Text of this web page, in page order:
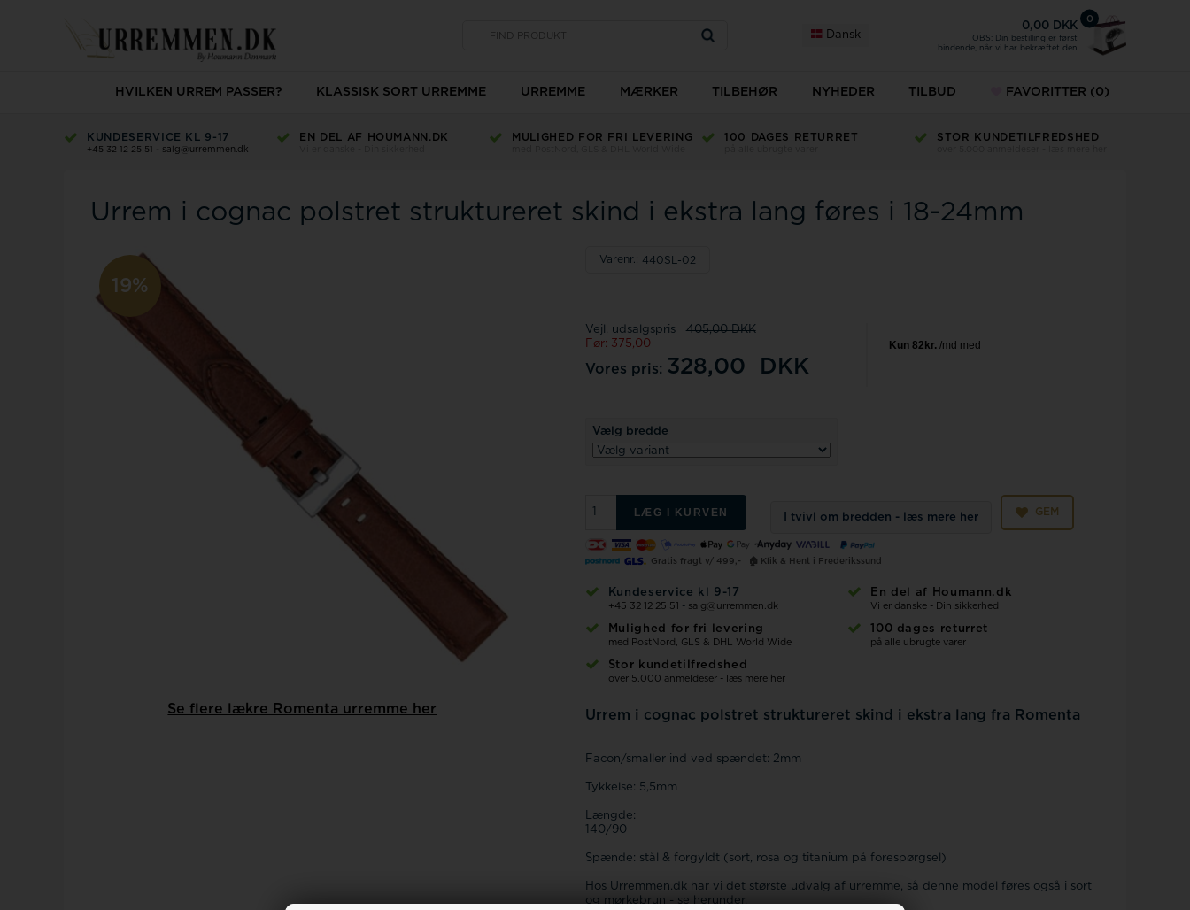
Dansk
0
0,00 DKK
OBS: Din bestilling er først
bindende, når vi har bekræftet den
HVILKEN URREM PASSER? KLASSISK SORT URREMME URREMME
Type
Materiale
MÆRKER TILBEHØR
Ur glas
NYHEDER TILBUD FAVORITTER (0)
KUNDESERVICE KL 9-17
+45 32 12 25 51 salg@urremmen.dk
EN DEL AF HOUMANN.DK MULIGHED FOR FRI LEVERING 100 DAGES RETURRET STOR KUNDETILFREDSHED
Urrem i cognac polstret struktureret skind i ekstra lang føres i 18-24mm
19%
Se flere lækre Romenta urremme her
Varenr.: 440SL-02
Vejl. udsalgspris
405,00 DKK
Før: 375,00
Vores pris: 328,00 DKK
Vælg bredde
LÆG I KURVEN I tvivl om bredden - læs mere her GEM
Gratis fragt v/ 499,- 🏠 Klik & Hent i Frederikssund
Kundeservice kl 9-17
+45 32 12 25 51 - salg@urremmen.dk
En del af Houmann.dk
Vi er danske - Din sikkerhed
Mulighed for fri levering
med PostNord, GLS & DHL World Wide
100 dages returret
på alle ubrugte varer
Stor kundetilfredshed
over 5.000 anmeldeser - læs mere her
Urrem i cognac polstret struktureret skind i ekstra lang fra Romenta
Facon/smaller ind ved spændet: 2mm
Tykkelse: 5,5mm
Længde:
140/90
Spænde: stål & forgyldt (sort, rosa og titanium på forespørgsel)
Hos Urremmen.dk har vi det største udvalg af urremme, så denne model føres også i sort
og mørkebrun - se herunder.